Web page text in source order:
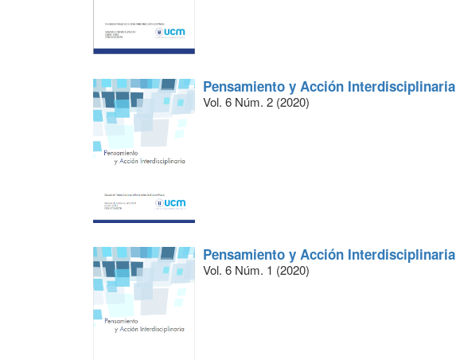
Pensamiento y Acción Interdisciplinaria
Vol. 6 Núm. 2 (2020)
Pensamiento y Acción Interdisciplinaria
Vol. 6 Núm. 1 (2020)